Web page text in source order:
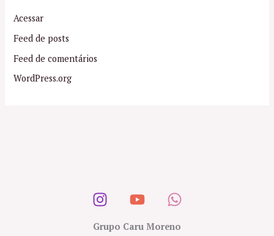
Acessar
Feed de posts
Feed de comentários
WordPress.org
Grupo Caru Moreno